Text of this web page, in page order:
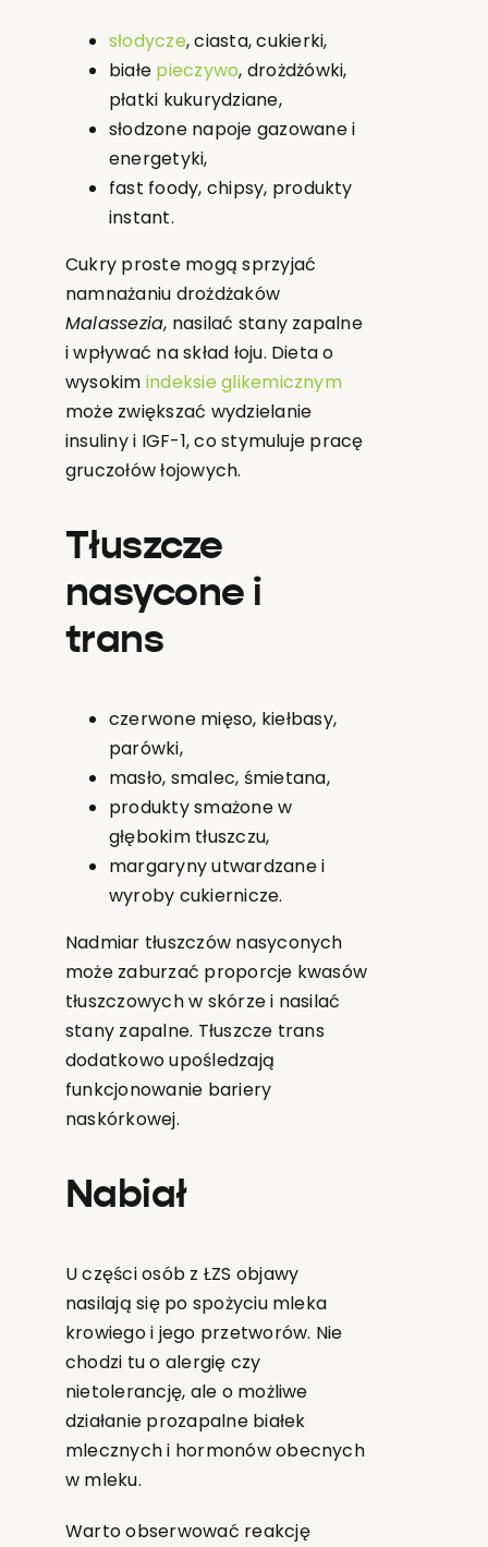
słodycze, ciasta, cukierki,
białe pieczywo, drożdżówki,
płatki kukurydziane,
słodzone napoje gazowane i
energetyki,
fast foody, chipsy, produkty
instant.
Cukry proste mogą sprzyjać
namnażaniu drożdżaków
Malassezia, nasilać stany zapalne
i wpływać na skład łoju. Dieta o
wysokim indeksie glikemicznym
może zwiększać wydzielanie
insuliny i IGF-1, co stymuluje pracę
gruczołów łojowych.
Tłuszcze
nasycone i
trans
czerwone mięso, kiełbasy,
parówki,
masło, smalec, śmietana,
produkty smażone w
głębokim tłuszczu,
margaryny utwardzane i
wyroby cukiernicze.
Nadmiar tłuszczów nasyconych
może zaburzać proporcje kwasów
tłuszczowych w skórze i nasilać
stany zapalne. Tłuszcze trans
dodatkowo upośledzają
funkcjonowanie bariery
naskórkowej.
Nabiał
U części osób z ŁZS objawy
nasilają się po spożyciu mleka
krowiego i jego przetworów. Nie
chodzi tu o alergię czy
nietolerancję, ale o możliwe
działanie prozapalne białek
mlecznych i hormonów obecnych
w mleku.
Warto obserwować reakcję